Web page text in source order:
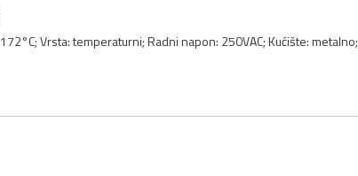
Vrsta: temperaturni; Radni napon: 250VAC; Kućište: metalno;